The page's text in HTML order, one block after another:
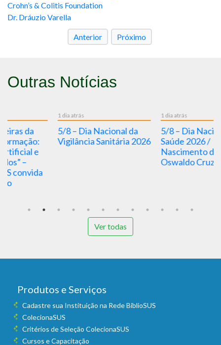
Crohn’s & Colitis Foundation
Dr. Dráuzio Varella
Anterior Próximo
Outras Notícias
5/8 – Dia Nacional da
Vigilância Sanitária 2026
5/8 – Dia Nacional da
Saúde 2026 /
Nascimento de
Oswaldo Cruz
Ver todas
Produtos e Serviços
Cadastre sua Instituição na Rede BiblioSUS
ColecionaSUS
Critérios de Seleção ColecionaSUS
Cursos e Capacitação